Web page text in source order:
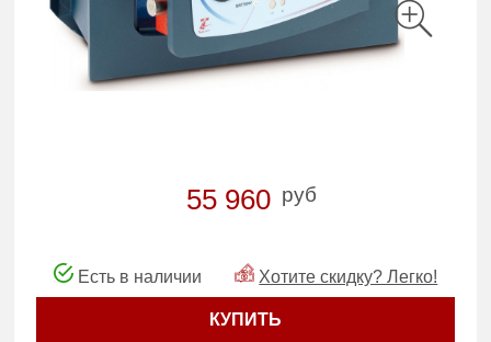
55 960 руб
Есть в наличии Хотите скидку? Легко!
КУПИТЬ